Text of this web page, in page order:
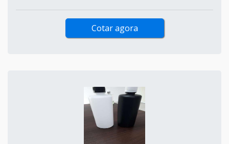
Cotar agora